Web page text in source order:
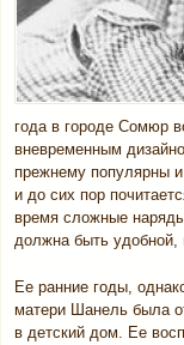
года в городе Сомюр
вневременным
прежнему популярны
и до сих пор
время сложные
должна быть удобной,
Ее ранние годы,
матери Шанель была
в детский дом. Ее